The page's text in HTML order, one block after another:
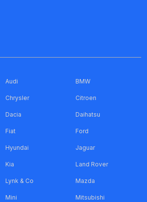
Audi BMW
Chrysler Citroen
Dacia Daihatsu
Fiat Ford
Hyundai Jaguar
Kia Land Rover
Lynk & Co Mazda
Mini Mitsubishi